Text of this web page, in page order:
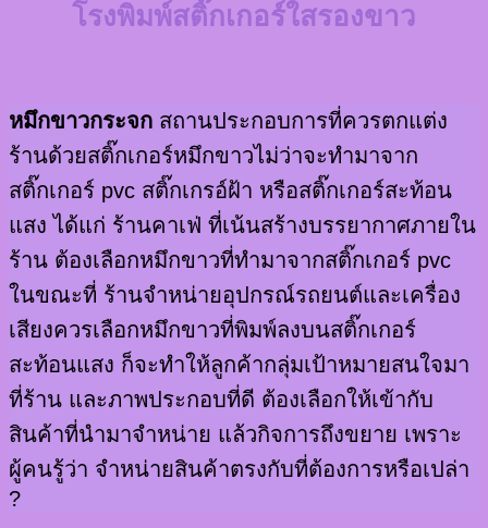
โรงพิมพ์สติ๊กเกอร์ใสรองขาว
หมึกขาวกระจก สถานประกอบการที่ควรตกแต่ง
ร้านด้วยสติ๊กเกอร์หมึกขาวไม่ว่าจะทำมาจาก
สติ๊กเกอร์ pvc สติ๊กเกรอ์ฝ้า หรือสติ๊กเกอร์สะท้อน
แสง ได้แก่ ร้านคาเฟ่ ที่เน้นสร้างบรรยากาศภายใน
ร้าน ต้องเลือกหมึกขาวที่ทำมาจากสติ๊กเกอร์ pvc
ในขณะที่ ร้านจำหน่ายอุปกรณ์รถยนต์และเครื่อง
เสียงควรเลือกหมึกขาวที่พิมพ์ลงบนสติ๊กเกอร์
สะท้อนแสง ก็จะทำให้ลูกค้ากลุ่มเป้าหมายสนใจมา
ที่ร้าน และภาพประกอบที่ดี ต้องเลือกให้เข้ากับ
สินค้าที่นำมาจำหน่าย แล้วกิจการถึงขยาย เพราะ
ผู้คนรู้ว่า จำหน่ายสินค้าตรงกับที่ต้องการหรือเปล่า
?